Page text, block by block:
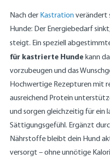
Nach der Kastrationverändert
Hunde: Der Energiebedarf
steigt. Ein speziell
für kastrierte Hunde kann
vorzubeugen und das
Hochwertige Rezepturen mit
ausreichend Protein
und sorgen gleichzeitig für ein
Sättigungsgefühl. Ergänzt
Nährstoffe bleibt dein Hund
versorgt – ohne unnötige